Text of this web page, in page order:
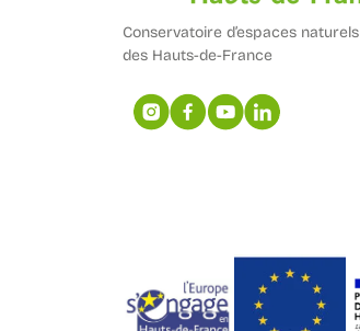
Conservatoire d’espaces naturels
des Hauts-de-France